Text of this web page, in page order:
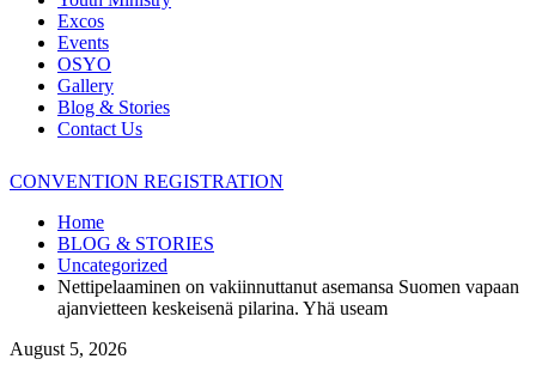
Excos
Events
OSYO
Gallery
Blog & Stories
Contact Us
CONVENTION REGISTRATION
Home
BLOG & STORIES
Uncategorized
Nettipelaaminen on vakiinnuttanut asemansa Suomen vapaan
ajanvietteen keskeisenä pilarina. Yhä useam
August 5, 2026